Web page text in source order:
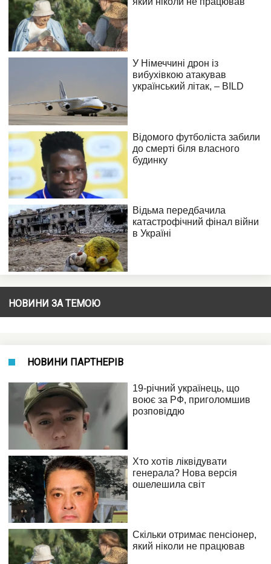
НОВИНИ ЗА ТЕМОЮ
НОВИНИ ПАРТНЕРІВ